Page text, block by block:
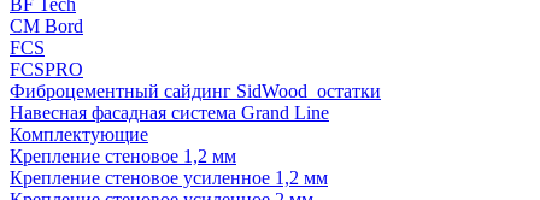
BF Tech
CM Bord
FCS
FCSPRO
Фиброцементный сайдинг SidWood_остатки
Навесная фасадная система Grand Line
Комплектующие
Крепление стеновое 1,2 мм
Крепление стеновое усиленное 1,2 мм